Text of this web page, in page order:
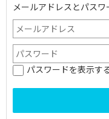
メールアドレスとパスワ
パスワードを表示す